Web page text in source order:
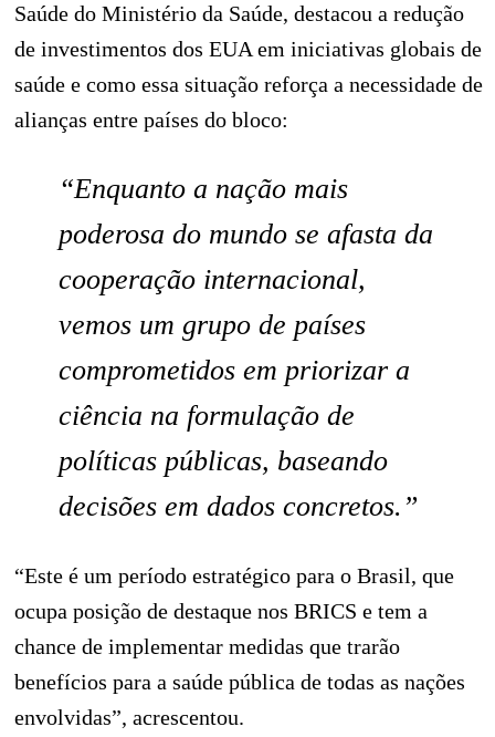
Saúde do Ministério da Saúde, destacou a redução
de investimentos dos EUA em iniciativas globais de
saúde e como essa situação reforça a necessidade de
alianças entre países do bloco:
“Enquanto a nação mais
poderosa do mundo se afasta da
cooperação internacional,
vemos um grupo de países
comprometidos em priorizar a
ciência na formulação de
políticas públicas, baseando
decisões em dados concretos.”
“Este é um período estratégico para o Brasil, que
ocupa posição de destaque nos BRICS e tem a
chance de implementar medidas que trarão
benefícios para a saúde pública de todas as nações
envolvidas”, acrescentou.